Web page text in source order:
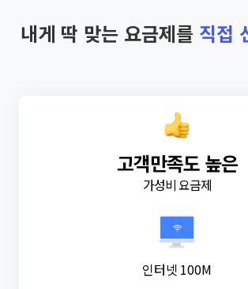
내게 딱 맞는 요금제를 직접
고객만족도 높은
가성비 요금제
인터넷 100M